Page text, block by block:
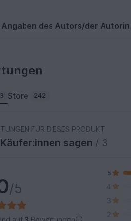
des Autors/der Autorin
3 Store 242
FÜR DIESES PRODUKT
sagen / 3
/5
auf 3 Bewertungen
5
4
3
2